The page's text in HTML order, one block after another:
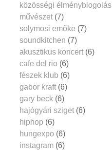
közösségi élményblogolás
művészet (7)
solymosi emőke (7)
soundkitchen (7)
akusztikus koncert (6)
cafe del rio (6)
fészek klub (6)
gabor kraft (6)
gary beck (6)
hajógyári sziget (6)
hiphop (6)
hungexpo (6)
instagram (6)